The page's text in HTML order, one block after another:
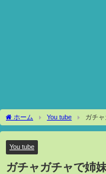
ホーム You tube
ガチ
最大のガチャガチャ専門店【ガ
You tube
ガチャガチャで姉